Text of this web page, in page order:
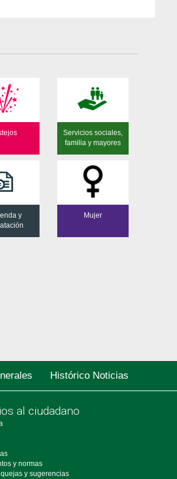
Servicios sociales,
familia y mayores
y
Mujer
Histórico Noticias
al ciudadano
y normas
y sugerencias